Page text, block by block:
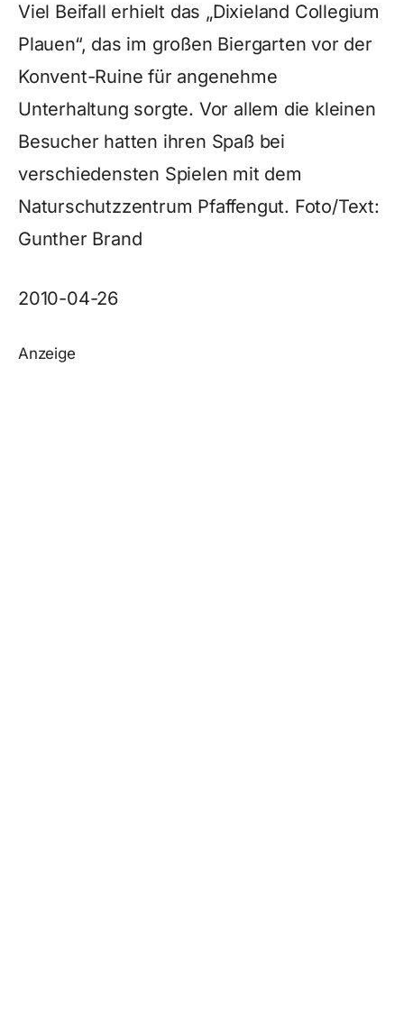
Viel Beifall erhielt das „Dixieland Collegium
Plauen“, das im großen Biergarten vor der
Konvent-Ruine für angenehme
Unterhaltung sorgte. Vor allem die kleinen
Besucher hatten ihren Spaß bei
verschiedensten Spielen mit dem
Naturschutzzentrum Pfaffengut. Foto/Text:
Gunther Brand
2010-04-26
Anzeige